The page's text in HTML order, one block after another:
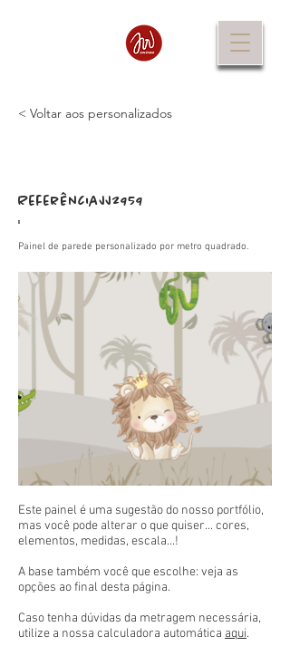
< Voltar aos personalizados
Referência
:
JJ2959
Painel de parede personalizado por metro quadrado.
Este painel é uma sugestão do nosso portfólio,
mas você pode alterar o que quiser... cores,
elementos, medidas, escala...!
A base também você que escolhe: veja as
opções ao final desta página.
Caso tenha dúvidas da metragem necessária,
utilize a nossa calculadora automática aqui.